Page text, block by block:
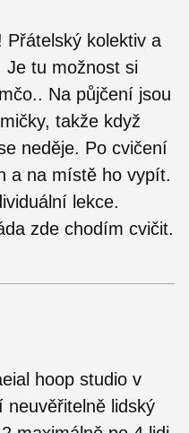
Přátelský kolektiv a
Je tu možnost si
Na půjčení jsou
takže když
neděje. Po cvičení
a na místě ho vypít.
lekce.
zde chodím cvičit.
hoop studio v
lidský